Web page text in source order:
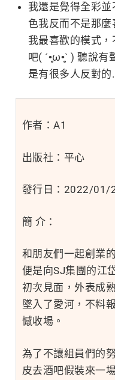
我還是覺得全彩
色我反而不是那
我最喜歡的模式
吧( ´•̥̥̥ω•̥̥̥` ) 聽說
是有很多人反對的
作者：A1
出版社：平心
發行日：2022/01/
簡 介：
和朋友們一起創業
便是向SJ集團的江
初次見面，外表成
墜入了愛河，不料
憾收場。
為了不讓組員們的
皮去酒吧假裝來一